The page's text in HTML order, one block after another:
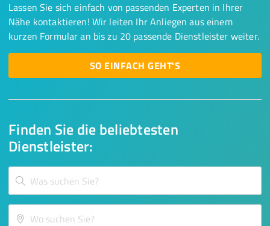
Finden Sie die beliebtesten
Dienstleister:
Lassen Sie sich einfach von passenden Experten in Ihrer
Nähe kontaktieren! Wir leiten Ihr Anliegen aus einem
kurzen Formular an bis zu 20 passende Dienstleister weiter.
SO EINFACH GEHT'S